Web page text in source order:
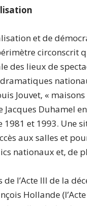
et de
circonscrit
lieux de
Jouvet, «
Jacques Duhamel
1981 et 1993.
aux salles et
nationaux et, de
l’Acte III de la
Hollande